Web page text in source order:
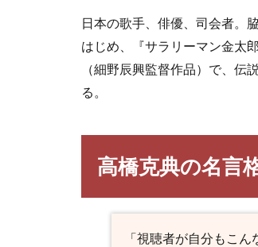
日本の歌手、俳優、司会者。
はじめ、『サラリーマン金太
（細野辰興監督作品）で、
る。
高橋克典の名言
「視聴者が自分もこ